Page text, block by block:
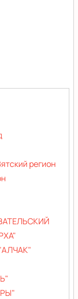
регион